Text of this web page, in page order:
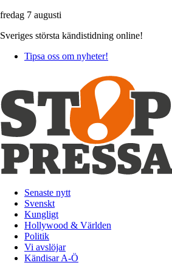
fredag 7 augusti
Sveriges största kändistidning online!
Tipsa oss om nyheter!
Senaste nytt
Svenskt
Kungligt
Hollywood & Världen
Politik
Vi avslöjar
Kändisar A-Ö